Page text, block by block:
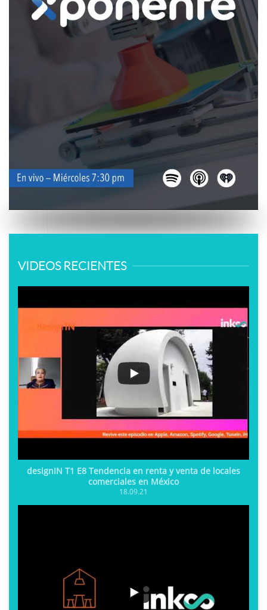
VIDEOS RECIENTES
designIN T1 E8 Tendencia en renta y venta de locales
comerciales en México
18.09.21